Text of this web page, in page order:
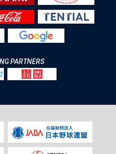
PARTNERS